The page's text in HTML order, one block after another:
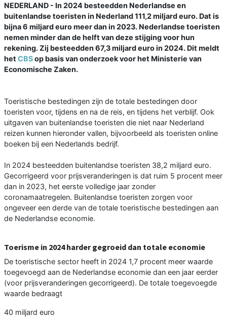
NEDERLAND - In 2024 besteedden Nederlandse en
buitenlandse toeristen in Nederland 111,2 miljard euro. Dat is
bijna 6 miljard euro meer dan in 2023. Nederlandse toeristen
nemen minder dan de helft van deze stijging voor hun
rekening. Zij besteedden 67,3 miljard euro in 2024. Dit meldt
het CBSop basis van onderzoek voor het Ministerie van
Economische Zaken.
Toeristische bestedingen zijn de totale bestedingen door
toeristen voor, tijdens en na de reis, en tijdens het verblijf. Ook
uitgaven van buitenlandse toeristen die niet naar Nederland
reizen kunnen hieronder vallen, bijvoorbeeld als toeristen online
boeken bij een Nederlands bedrijf.
In 2024 besteedden buitenlandse toeristen 38,2 miljard euro.
Gecorrigeerd voor prijsveranderingen is dat ruim 5 procent meer
dan in 2023, het eerste volledige jaar zonder
coronamaatregelen. Buitenlandse toeristen zorgen voor
ongeveer een derde van de totale toeristische bestedingen aan
de Nederlandse economie.
Toerisme in 2024 harder gegroeid dan totale economie
De toeristische sector heeft in 2024 1,7 procent meer waarde
toegevoegd aan de Nederlandse economie dan een jaar eerder
(voor prijsveranderingen gecorrigeerd). De totale toegevoegde
waarde bedraagt
40 miljard euro